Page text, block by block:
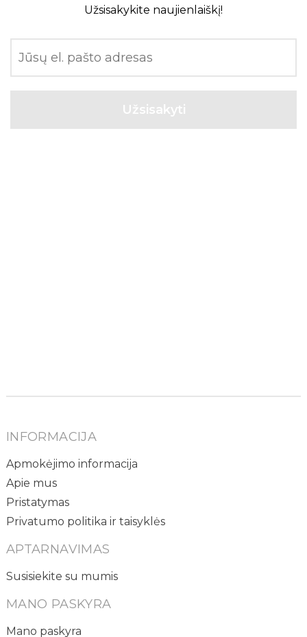
Užsisakykite naujienlaiškį!
INFORMACIJA
Apmokėjimo informacija
Apie mus
Pristatymas
Privatumo politika ir taisyklės
APTARNAVIMAS
Susisiekite su mumis
MANO PASKYRA
Mano paskyra